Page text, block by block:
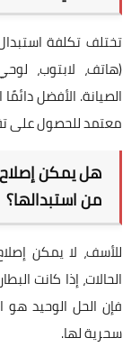
(هاتف، لابتوب،
الصيانة. الأفضل
معتمد للحصول على
من استبدالها؟
للأسف، لا يمكن
الحالات، إذا كانت
فإن الحل الوحيد هو
سحرية لها.